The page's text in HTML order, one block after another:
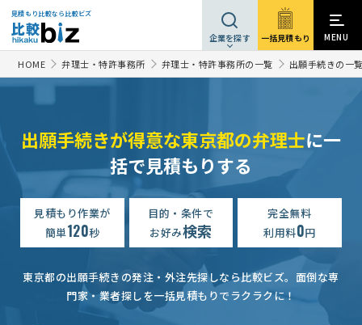
見積もり比較なら比較ビズ
企業を探す 一括見積もり MENU
HOME 弁理士・特許事務所 弁理士・特許事務所の一覧 出願手続きの一
出願手続きが得意な東京都の弁理士に一
括で見積もりする
見積もり作業が
簡単120秒
目的・条件で
お好み検索
完全無料
利用料0円
東京都の出願手続きの発注・外注先探しなら比較ビズ。 面倒な専
門家・業者探しを一括見積もりでラクラクに！
商標出願書類作成の見積もり依頼 予算上限なし